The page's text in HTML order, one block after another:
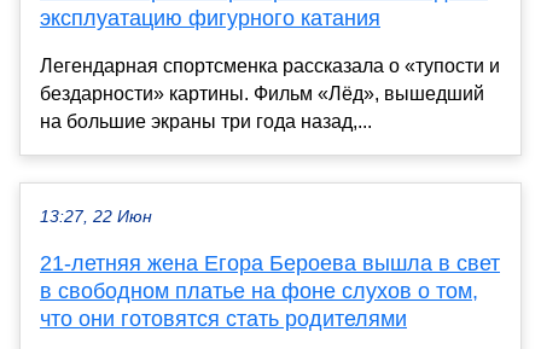
эксплуатацию фигурного катания
Легендарная спортсменка рассказала о «тупости и
бездарности» картины. Фильм «Лёд», вышедший
на большие экраны три года назад,...
13:27, 22 Июн
21-летняя жена Егора Бероева вышла в свет
в свободном платье на фоне слухов о том,
что они готовятся стать родителями